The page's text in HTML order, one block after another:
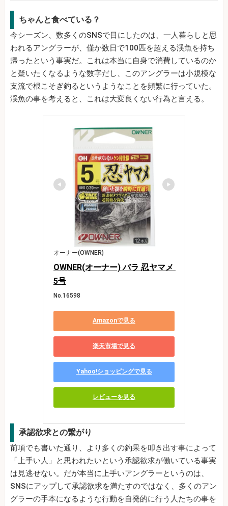
ちゃんと食べている？
今シーズン、数多くのSNSで目にしたのは、一人暮らしと思
われるアングラーが、僅か数日で100匹を超える渓魚を持ち
帰ったという事実だ。これは本当に自身で消費しているのか
と疑いたくなるような数字だし、このアングラーは小規模な
支流で根こそぎ釣るというようなことを頻繁に行っていた。
渓魚の事を考えると、これは大変良くない行為と言える。
オーナー(OWNER)
OWNER(オーナー) バラ 忍ヤマメ
5号
No.16598
Amazonで見る
楽天市場で見る
Yahoo!ショッピングで見る
レビューを見る
承認欲求との繋がり
前項でも書いた通り、より多くの釣果を叩き出す事によって
「上手い人」と思われたいという承認欲求が働いている事実
は見逃せない。だが本当に上手いアングラーというのは、
SNSにアップして承認欲求を満たすのではなく、多くのアン
グラーの手本になるような行動を自発的に行う人たちの事を